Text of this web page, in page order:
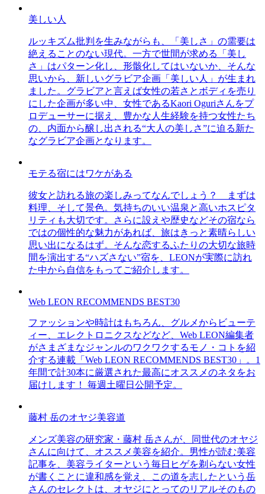
美しい人
ルッキズム批判を生みながらも、「美しさ」の需要は
絶えることのない現代。一方で世間が求める「美し
さ」はパターン化し、形骸化してはいないか、そんな
思いから、新しいグラビア企画「美しい人」が生まれ
ました。グラビアと言えば女性の若さとボディを売り
にした企画が多い中、女性であるKaori Oguriさんをプ
ロデューサーに据え、豊かな人生経験を持つ女性たち
の、内面から醸し出される“大人の美しさ”に迫る新た
なグラビア企画となります。
モテる宿にはワケがある
彼女と訪れる旅の楽しみってなんでしょう？ まずは
料理、そして景色。気持ちのいい温泉と高いホスピタ
リティも大切です。さらに設えや歴史などその宿なら
ではの個性的な魅力があれば、旅はきっと素晴らしい
思い出になるはず。そんな恋するふたりの大切な旅時
間を演出する“ハズさない”宿を、LEONが実際に訪れ
た中から自信をもってご紹介します。
Web LEON RECOMMENDS BEST30
ファッションや時計はもちろん、グルメからビューテ
ィー、エレクトロニクスなどなど、Web LEON編集者
がさまざまなジャンルのワクワクするモノ・コトを紹
介する連載「Web LEON RECOMMENDS BEST30」。1
年間で計30本に厳選された最高にオススメのネタをお
届けします！ 毎週土曜日公開予定。
藤村 岳のオヤジ美容道
メンズ美容の研究家・藤村 岳さんが、同世代のオヤジ
さんに向けて、オススメ美容を紹介。男性が読む美容
記事を、美容ライターという毎日ヒゲを剃らない女性
が書くことに違和感を覚え、この道を志したという岳
さんのセレクトは、オヤジにとってのリアルそのもの